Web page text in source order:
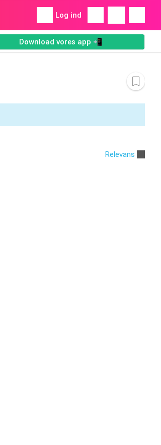
Log ind
Download vores app 📲
Relevans